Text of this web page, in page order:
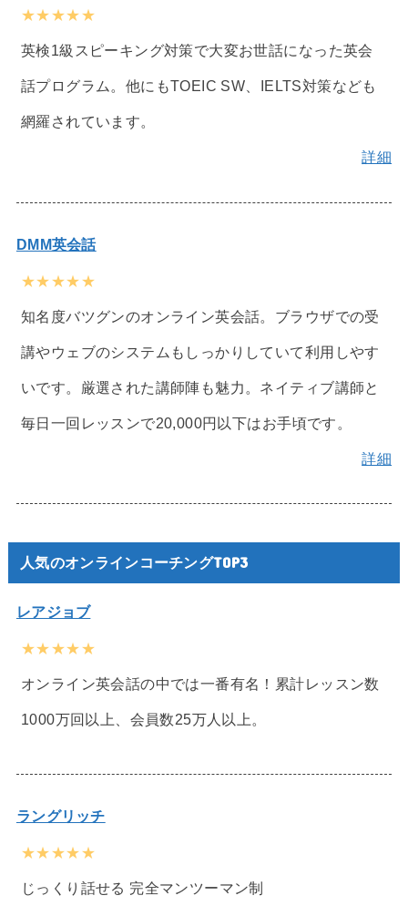
★★★★★
英検1級スピーキング対策で大変お世話になった英会
話プログラム。他にもTOEIC SW、IELTS対策なども
網羅されています。
詳細
DMM英会話
★★★★★
知名度バツグンのオンライン英会話。ブラウザでの受
講やウェブのシステムもしっかりしていて利用しやす
いです。厳選された講師陣も魅力。ネイティブ講師と
毎日一回レッスンで20,000円以下はお手頃です。
詳細
人気のオンラインコーチングTOP3
レアジョブ
★★★★★
オンライン英会話の中では一番有名！累計レッスン数
1000万回以上、会員数25万人以上。
ラングリッチ
★★★★★
じっくり話せる 完全マンツーマン制